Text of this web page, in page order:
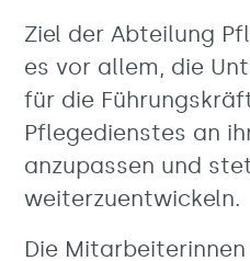
Ziel der Abteilung
es vor allem, die
für die
Pflegedienstes an
anzupassen und
weiterzuentwickeln.
Die